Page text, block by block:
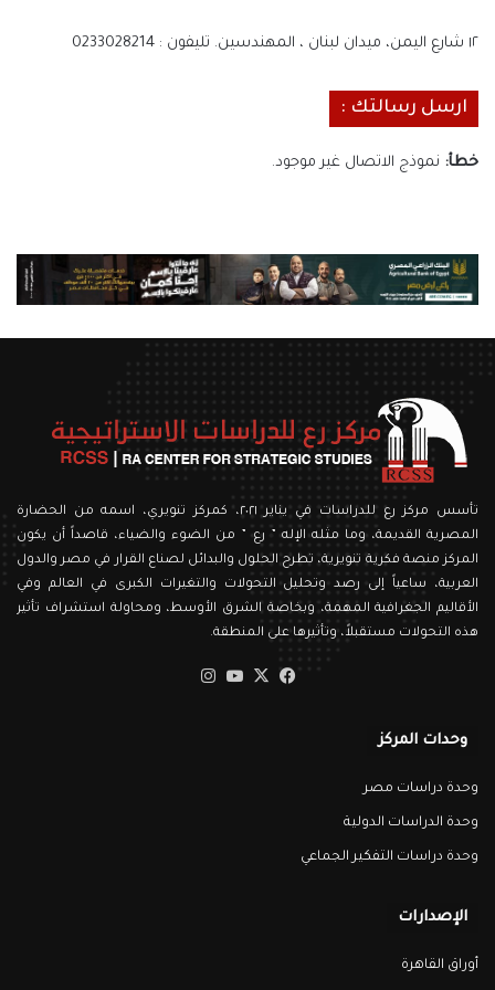
١٢ شارع اليمن، ميدان لبنان ، المهندسين. تليفون : 0233028214
ارسل رسالتك :
خطأ: نموذج الاتصال غير موجود.
تأسس مركز رع للدراسات في يناير ٢٠٢١، كمركز تنويري، اسمه من الحضارة
المصرية القديمة، وما مثله الإله ” رع ” من الضوء والضياء، قاصداً أن يكون
المركز منصة فكرية تنويرية، تطرح الحلول والبدائل لصناع القرار في مصر والدول
العربية، ساعياً إلى رصد وتحليل التحولات والتغيرات الكبرى في العالم وفي
الأقاليم الجغرافية المهمة، وبخاصة الشرق الأوسط، ومحاولة استشراف تأثير
هذه التحولات مستقبلاً، وتأثيرها على المنطقة.
فيسبوك
‫X
‫YouTube
وحدات المركز
وحدة دراسات مصر
وحدة الدراسات الدولية
وحدة دراسات التفكير الجماعي
الإصدارات
أوراق القاهرة